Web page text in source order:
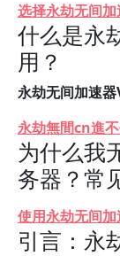
选择永劫无间
什么是永
用？
永劫无间加速器
永劫無間cn進
为什么我
务器？常
使用永劫无间
引言：永